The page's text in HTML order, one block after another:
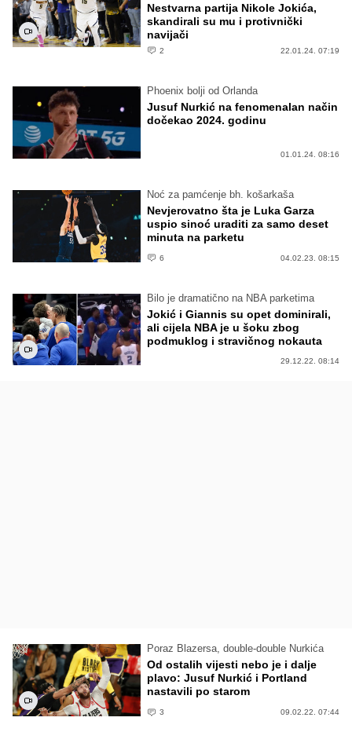
Nestvarna partija Nikole Jokića,
skandirali su mu i protivnički
navijači
2 22.01.24. 07:19
Phoenix bolji od Orlanda
Jusuf Nurkić na fenomenalan način
dočekao 2024. godinu
01.01.24. 08:16
Noć za pamćenje bh. košarkaša
Nevjerovatno šta je Luka Garza
uspio sinoć uraditi za samo deset
minuta na parketu
6 04.02.23. 08:15
Bilo je dramatično na NBA parketima
Jokić i Giannis su opet dominirali,
ali cijela NBA je u šoku zbog
podmuklog i stravičnog nokauta
29.12.22. 08:14
Poraz Blazersa, double-double Nurkića
Od ostalih vijesti nebo je i dalje
plavo: Jusuf Nurkić i Portland
nastavili po starom
3 09.02.22. 07:44